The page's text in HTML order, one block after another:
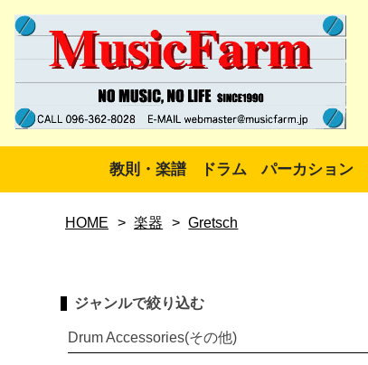
教則・楽譜 ドラム パーカション
HOME > 楽器 > Gretsch
ジャンルで絞り込む
Drum Accessories(その他)